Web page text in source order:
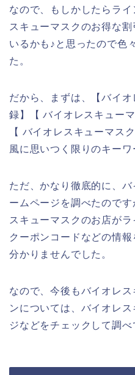
なので、もしかしたらラ
スキューマスクのお得な
いるかも♪と思ったので色
た。
だから、まずは、【バイ
録】【 バイオレスキュー
【 バイオレスキューマス
風に思いつく限りのキーワ
ただ、かなり徹底的に、
ームページを調べたので
スキューマスクのお店が
クーポンコードなどの情
分かりませんでした。
なので、今後もバイオレ
ンについては、バイオレ
ジなどをチェックして調べ